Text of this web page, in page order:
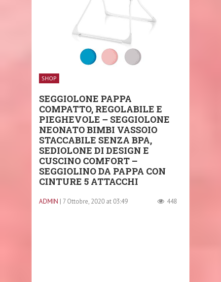
SHOP
SEGGIOLONE PAPPA
COMPATTO, REGOLABILE E
PIEGHEVOLE – SEGGIOLONE
NEONATO BIMBI VASSOIO
STACCABILE SENZA BPA,
SEDIOLONE DI DESIGN E
CUSCINO COMFORT –
SEGGIOLINO DA PAPPA CON
CINTURE 5 ATTACCHI
ADMIN | 7 Ottobre, 2020 at 03:49 448